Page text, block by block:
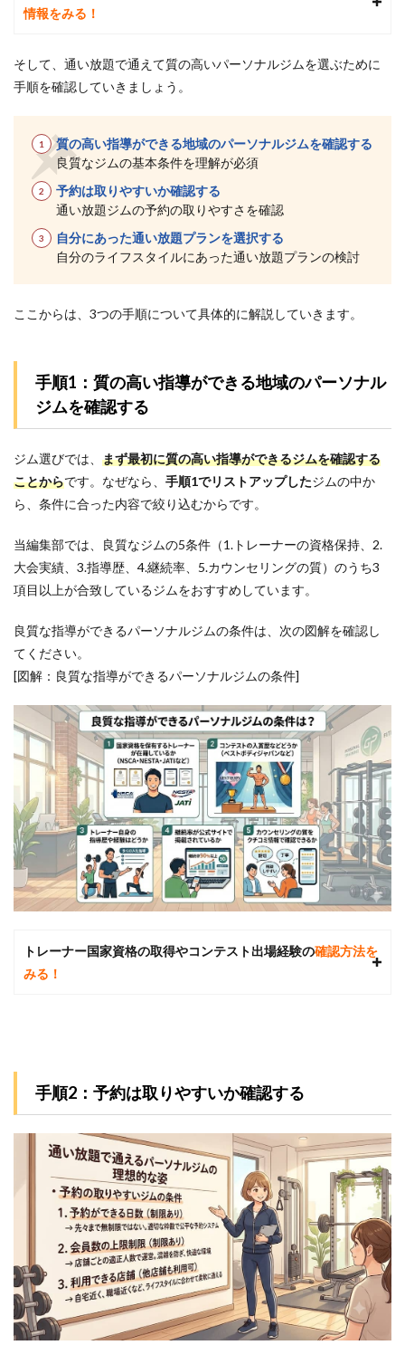
5
厳
船橋
題で
通え
るパ
ーソ
おす
TOP2
グッ
ドラ
イフ
ジム
津田
沼店
｜コ
ミュ
ニケ
ョン
を重
たト
ニン
強み
位：
Amazones
北習志野
店｜完全
女性の空
間で下半
身強化の
マシンが
充実
5.3
あわ
せて
関連
記事
る質
問Q
6.1
Q1.運
動も
久し
ぶり
な初
心者
でも
大丈
夫で
しょ
う
情報をみる！
そして、通い放題で通えて質の高いパーソナルジムを選ぶために
手順を確認していきましょう。
質の高い指導ができる地域のパーソナルジムを確認する
良質なジムの基本条件を理解が必須
予約は取りやすいか確認する
通い放題ジムの予約の取りやすさを確認
自分にあった通い放題プランを選択する
自分のライフスタイルにあった通い放題プランの検討
ここからは、3つの手順について具体的に解説していきます。
手順1：質の高い指導ができる地域のパーソナル
ジムを確認する
ジム選びでは、 まず最初に質の高い指導ができるジムを確認する
ことからです。なぜなら、 手順1でリストアップしたジムの中か
ら
、条件に合った内容で絞り込むからです。
当編集部では、良質なジムの5条件（1.トレーナーの資格保持、2.
大会実績、3.指導歴、4.継続率、5.カウンセリングの質）のうち3
項目以上が合致しているジムをおすすめしています。
良質な指導ができるパーソナルジムの条件は、次の図解を確認し
てください。
[図解：良質な指導ができるパーソナルジムの条件]
トレーナー国家資格の取得やコンテスト出場経験の確認方法を
みる！
手順2：予約は取りやすいか確認する